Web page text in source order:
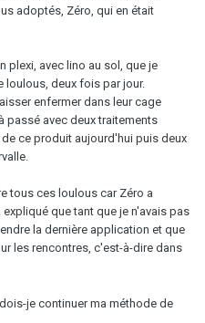
adoptés, Zéro, qui en était
plexi, avec lino au sol, que je
loulous, deux fois par jour.
enfermer dans leur cage
passé avec deux traitements
ce produit aujourd'hui puis deux
tous ces loulous car Zéro a
que tant que je n'avais pas
la dernière application et que
les rencontres, c'est-à-dire dans
je continuer ma méthode de